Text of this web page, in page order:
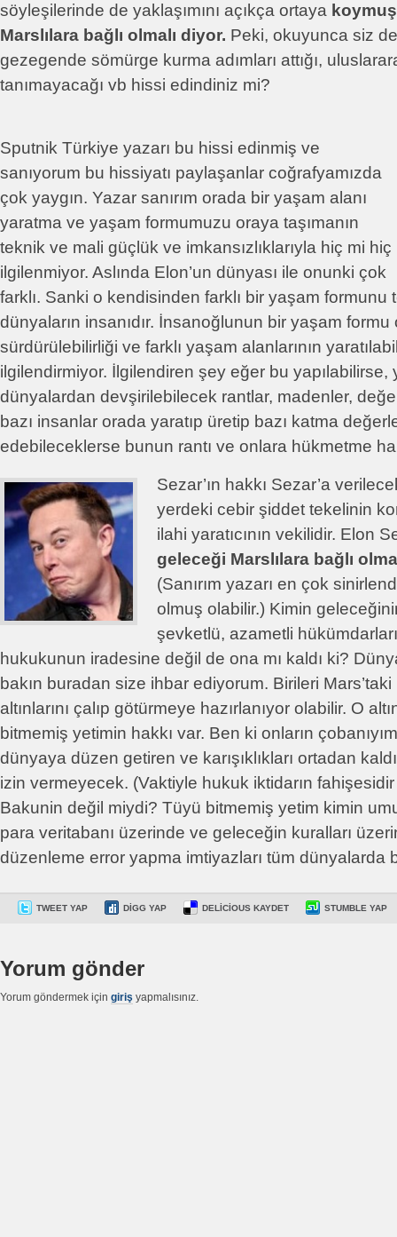
söyleşilerinde de yaklaşımını açıkça ortaya
Marslılara bağlı olmalı diyor. Peki, okuyunca siz de
gezegende sömürge kurma adımları attığı,
tanımayacağı vb hissi edindiniz mi?
Sputnik Türkiye yazarı bu hissi edinmiş ve
sanıyorum bu hissiyatı paylaşanlar coğrafyamızda
çok yaygın. Yazar sanırım orada bir yaşam alanı
yaratma ve yaşam formumuzu oraya taşımanın
teknik ve mali güçlük ve imkansızlıklarıyla hiç mi hiç
ilgilenmiyor. Aslında Elon’un dünyası ile onunki çok
farklı. Sanki o kendisinden farklı bir yaşam formunu
dünyaların insanıdır. İnsanoğlunun bir yaşam
sürdürülebilirliği ve farklı yaşam alanlarının
ilgilendirmiyor. İlgilendiren şey eğer bu yapılabilirse,
dünyalardan devşirilebilecek rantlar, madenler,
bazı insanlar orada yaratıp üretip bazı katma
edebileceklerse bunun rantı ve onlara hükmetme
Sezar’ın hakkı Sezar’a
yerdeki cebir şiddet tekelinin
ilahi yaratıcının vekilidir. Elon
geleceği Marslılara bağlı
(Sanırım yazarı en çok
olmuş olabilir.) Kimin
şevketlü, azametli
hukukunun iradesine değil de ona mı kaldı ki?
bakın buradan size ihbar ediyorum. Birileri Mars’taki
altınlarını çalıp götürmeye hazırlanıyor olabilir. O
bitmemiş yetimin hakkı var. Ben ki onların
dünyaya düzen getiren ve karışıklıkları ortadan
izin vermeyecek. (Vaktiyle hukuk iktidarın
Bakunin değil miydi? Tüyü bitmemiş yetim kimin
para veritabanı üzerinde ve geleceğin kuralları
düzenleme error yapma imtiyazları tüm dünyalarda
TWEET YAP DIGG YAP DELICIOUS KAYDET STUMBLE YAP
Yorum gönder
Yorum göndermek için giriş yapmalısınız.